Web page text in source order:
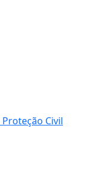
Civil